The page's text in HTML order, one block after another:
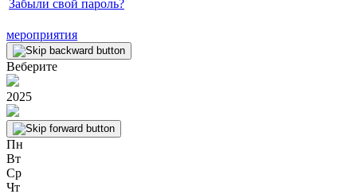
Забыли свой пароль?
мероприятия
Веберите
2025
Пн
Вт
Ср
Чт